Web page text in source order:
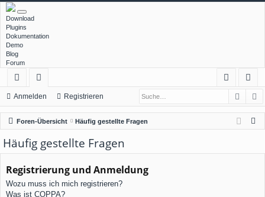
Download
Plugins
Dokumentation
Demo
Blog
Forum
ch
ne
llz
ug
rif
f
or
en
m
el
de
ist
rie
re
Anmelden Registrieren
Foren-Übersicht Häufig gestellte Fragen
Häufig gestellte Fragen
Registrierung und Anmeldung
Wozu muss ich mich registrieren?
Was ist COPPA?